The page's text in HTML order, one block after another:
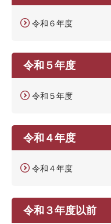
令和６年度
令和５年度
令和５年度
令和４年度
令和４年度
令和３年度以前